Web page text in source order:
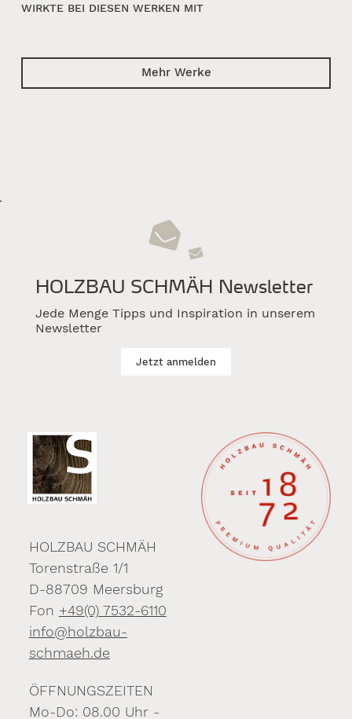
WIRKTE BEI DIESEN WERKEN MIT
Mehr Werke
HOLZBAU SCHMÄH Newsletter
Jede Menge Tipps und Inspiration in unserem
Newsletter
Jetzt anmelden
HOLZBAU SCHMÄH
Torenstraße 1/1
D-88709 Meersburg
Fon +49(0) 7532-6110
info@holzbau-
schmaeh.de
ÖFFNUNGSZEITEN
Mo-Do: 08.00 Uhr -